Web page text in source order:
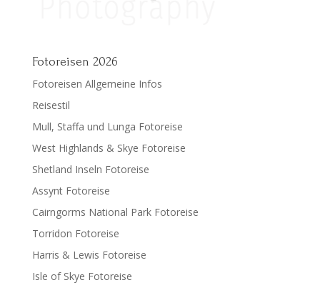
Fotoreisen 2026
Fotoreisen Allgemeine Infos
Reisestil
Mull, Staffa und Lunga Fotoreise
West Highlands & Skye Fotoreise
Shetland Inseln Fotoreise
Assynt Fotoreise
Cairngorms National Park Fotoreise
Torridon Fotoreise
Harris & Lewis Fotoreise
Isle of Skye Fotoreise